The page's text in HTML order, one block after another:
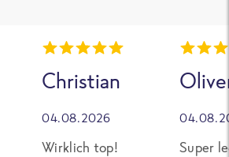
Christian
04.08.2026
Wirklich top!
Super